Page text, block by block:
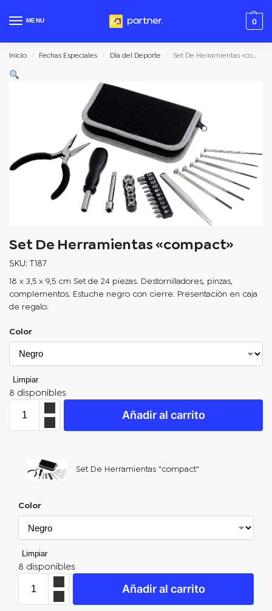
MENU 0
Inicio / Fechas Especiales / Día del Deporte / Set De Herramientas «compact»
Set De Herramientas «compact»
SKU: T187
18 x 3,5 x 9,5 cm Set de 24 piezas. Destornilladores, pinzas,
complementos. Estuche negro con cierre. Presentación en caja
de regalo.
Color
Limpiar
8 disponibles
Añadir al carrito
Set De Herramientas "compact"
Color
Limpiar
8 disponibles
Añadir al carrito